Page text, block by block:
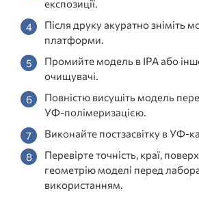
експозиції.
Після друку акуратно зніміть
платформи.
Промийте модель в IPA або
очищувачі.
Повністю висушіть модель
УФ-полімеризацією.
Виконайте постзасвітку в УФ-
Перевірте точність, краї,
геометрію моделі перед
використанням.